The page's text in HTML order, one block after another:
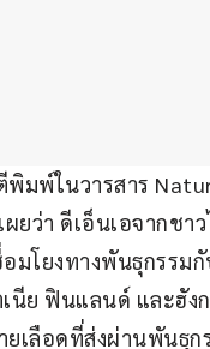
มพ์ในวารสาร
ยว่า ดีเอ็นเอจากชา
มโยงทางพันธุกรรม
นีย ฟินแลนด์ และฮัง
เลือดที่ส่งผ่านพันธุก